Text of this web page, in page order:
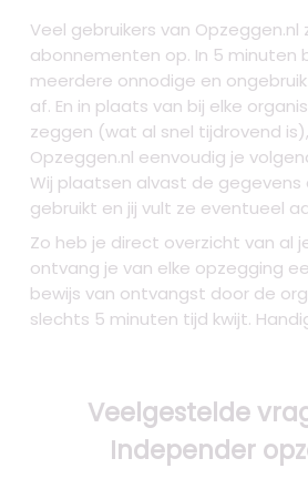
Veel gebruikers van
abonnementen op. In 5 minuten
meerdere onnodige en
af. En in plaats van bij elke
zeggen (wat al snel tijdrovend
Opzeggen.nl eenvoudig je
Wij plaatsen alvast de
gebruikt en jij vult ze eventueel
Zo heb je direct overzicht van al
ontvang je van elke opzegging
bewijs van ontvangst door de
slechts 5 minuten tijd kwijt.
Veelgestelde
Independer